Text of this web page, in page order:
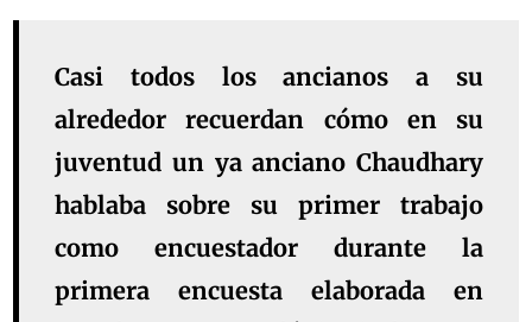
Casi todos los ancianos a su
alrededor recuerdan cómo en su
juventud un ya anciano Chaudhary
hablaba sobre su primer trabajo
como encuestador durante la
primera encuesta elaborada en